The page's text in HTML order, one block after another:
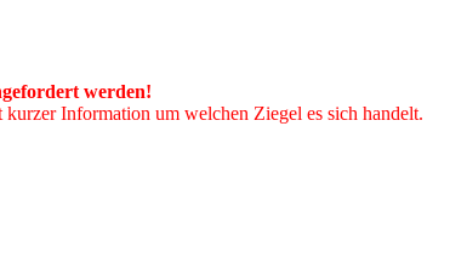
werden!
Information um welchen Ziegel es sich handelt.